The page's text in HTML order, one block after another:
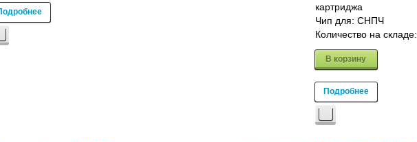
картриджа
Чип для: СНПЧ
Количество на складе:
В корзину
Подробнее